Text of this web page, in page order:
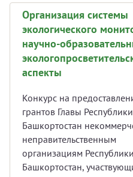
Организация системы
экологического
научно-
аспекты
Конкурс на
грантов Главы Республики
Башкортостан
неправительственным
организациям Республики
Башкортостан,